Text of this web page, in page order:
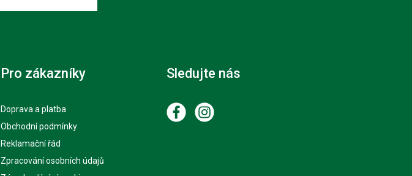
Pro zákazníky
Doprava a platba
Obchodní podmínky
Reklamační řád
Zpracování osobních údajů
Sledujte nás